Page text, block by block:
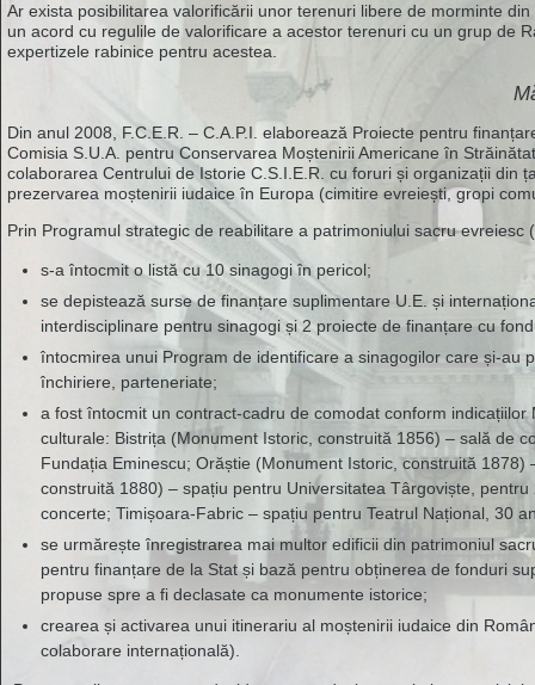
Ar exista posibilitarea valorificării unor terenuri libere de morminte
un acord cu regulile de valorificare a acestor terenuri cu un grup de
expertizele rabinice pentru acestea.
Din anul 2008, F.C.E.R. – C.A.P.I. elaborează Proiecte pentru
Comisia S.U.A. pentru Conservarea Moștenirii Americane în
colaborarea Centrului de Istorie C.S.I.E.R. cu foruri și organizații din
prezervarea moștenirii iudaice în Europa (cimitire evreiești, gropi
Prin Programul strategic de reabilitare a patrimoniului sacru evreiesc
s-a întocmit o listă cu 10 sinagogi în pericol;
se depistează surse de finanțare suplimentare U.E. și
interdisciplinare pentru sinagogi și 2 proiecte de finanțare cu
întocmirea unui Program de identificare a sinagogilor care și-au
închiriere, parteneriate;
a fost întocmit un contract-cadru de comodat conform
culturale: Bistrița (Monument Istoric, construită 1856) – sală de
Fundația Eminescu; Orăștie (Monument Istoric, construită
construită 1880) – spațiu pentru Universitatea Târgoviște,
concerte; Timișoara-Fabric – spațiu pentru Teatrul Național, 30
se urmărește înregistrarea mai multor edificii din patrimoniul
pentru finanțare de la Stat și bază pentru obținerea de fonduri
propuse spre a fi declasate ca monumente istorice;
crearea și activarea unui itinerariu al moștenirii iudaice din
colaborare internațională).